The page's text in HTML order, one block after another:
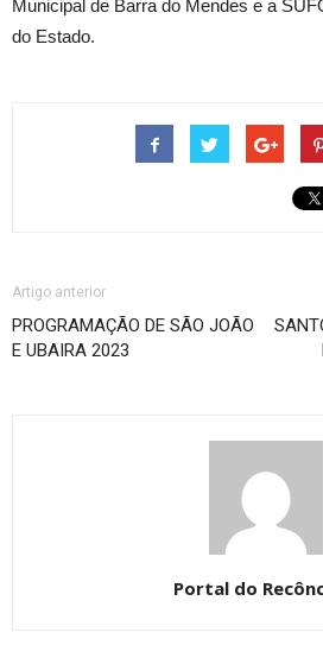
Municipal de Barra do Mendes e a
do Estado.
Artigo anterior
PROGRAMAÇÃO DE SÃO JOÃO
E UBAIRA 2023
Portal do